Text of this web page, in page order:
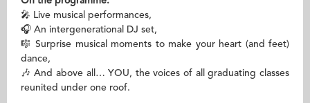
🎤 Live musical performances,
🎧 An intergenerational DJ set,
🎼 Surprise musical moments to make your heart (and feet)
dance,
🎶 And above all… YOU, the voices of all graduating classes
reunited under one roof.